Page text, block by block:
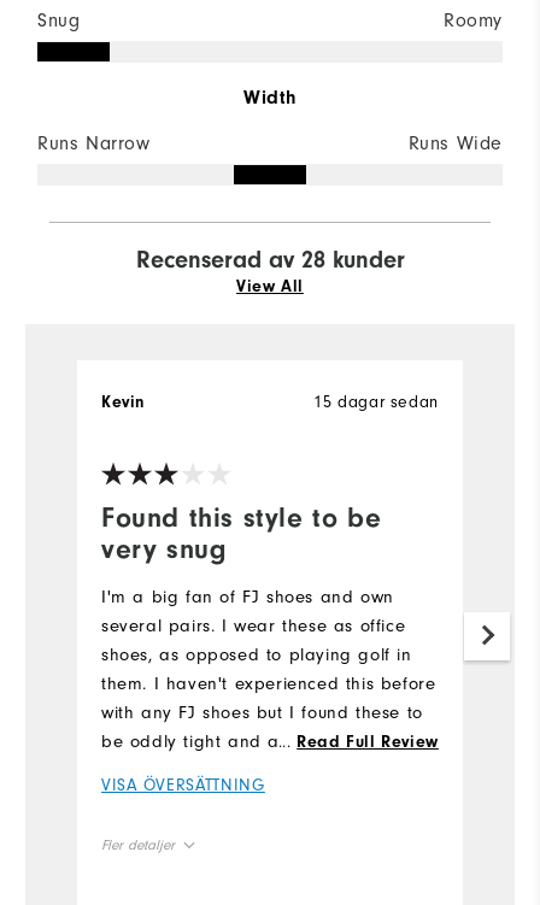
Snug Roomy
Width
Runs Narrow Runs Wide
Recenserad av 28 kunder
View All
Found this style to be
very snug
15 dagar sedan
Kevin
I'm a big fan of FJ shoes and own
several pairs. I wear these as office
shoes, as opposed to playing golf in
them. I haven't experienced this before
with any FJ shoes but I found these to
be oddly tight and almost lacking
height or ceiling in the front of the
shoe. My foot fits in the shoe from a
the shoe rubs on the top of my toes. I
... Read Full Review
VISA ÖVERSÄTTNING
Fler detaljer